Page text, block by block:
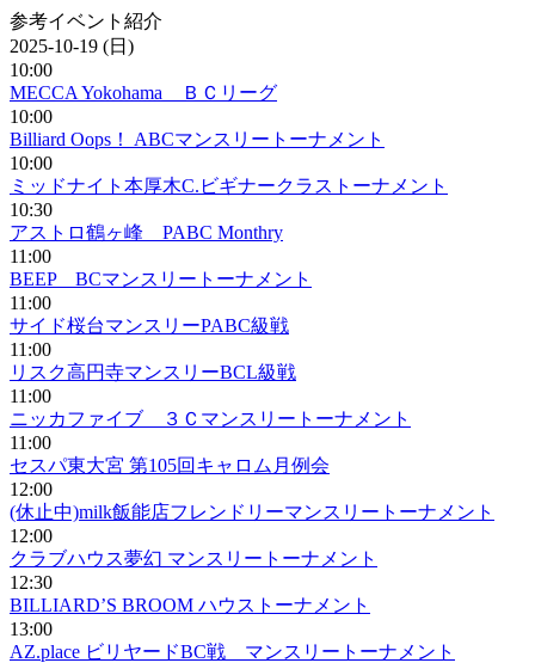
参考イベント紹介
2025-10-19 (日)
10:00
MECCA Yokohama ＢＣリーグ
10:00
Billiard Oops！ ABCマンスリートーナメント
10:00
ミッドナイト本厚木C.ビギナークラストーナメント
10:30
アストロ鶴ヶ峰 PABC Monthry
11:00
BEEP BCマンスリートーナメント
11:00
サイド桜台マンスリーPABC級戦
11:00
リスク高円寺マンスリーBCL級戦
11:00
ニッカファイブ ３Ｃマンスリートーナメント
11:00
セスパ東大宮 第105回キャロム月例会
12:00
(休止中)milk飯能店フレンドリーマンスリートーナメント
12:00
クラブハウス夢幻 マンスリートーナメント
12:30
BILLIARD’S BROOM ハウストーナメント
13:00
AZ.place ビリヤードBC戦 マンスリートーナメント